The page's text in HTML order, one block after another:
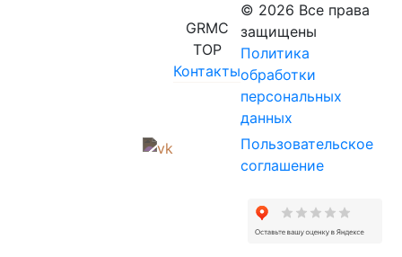
GRMC
TOP
Контакты
© 2026 Все права
защищены
Политика
обработки
персональных
данных
Пользовательское
соглашение